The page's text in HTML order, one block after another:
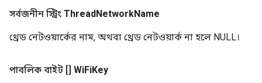
সর্বজনীন স্ট্রিং ThreadNetworkName
থ্রেড নেটওয়ার্কের নাম, অথবা থ্রেড নেটওয়ার্ক না হলে NULL।
পাবলিক বাইট [] WiFiKey